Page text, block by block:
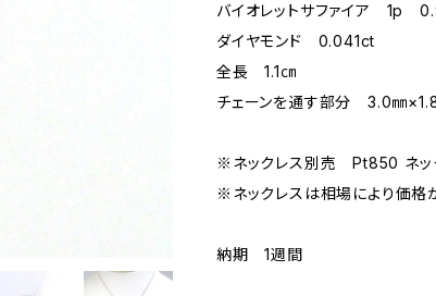
バイオレットサファイア 1p
ダイヤモンド 0.041ct
全長 1.1㎝
チェーンを通す部分 3.0㎜
※ネックレス別売 Pt850 ネッ
※ネックレスは相場により価格
納期 1週間